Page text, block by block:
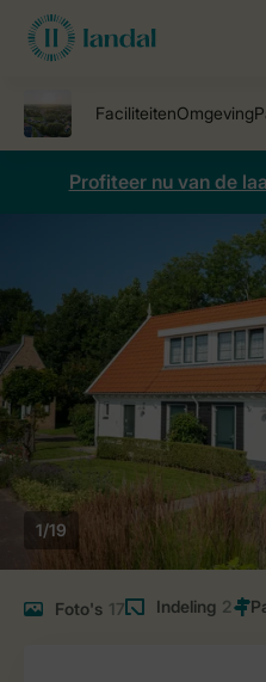
Profiteer nu van de
1/19
Foto's 17 Indeling 2